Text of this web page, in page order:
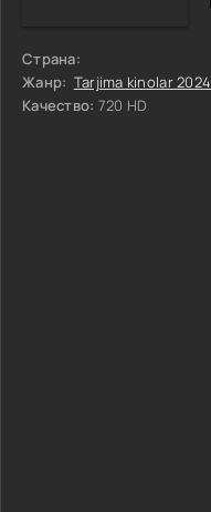
Страна:
Жанр: Tarjima kinolar 2024
Качество: 720 HD